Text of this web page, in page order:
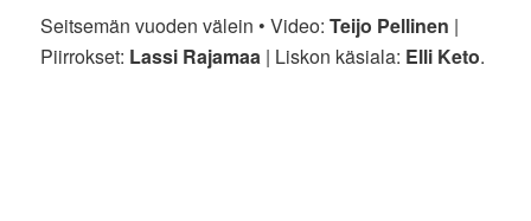
Seitsemän vuoden välein • Video:Teijo Pellinen |
Piirrokset: Lassi Rajamaa | Liskon käsiala: Elli Keto.